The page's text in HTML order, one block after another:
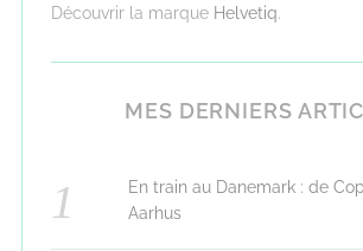
Découvrir la marque Helvetiq.
MES DERNIERS
En train au Danemark : de
Aarhus